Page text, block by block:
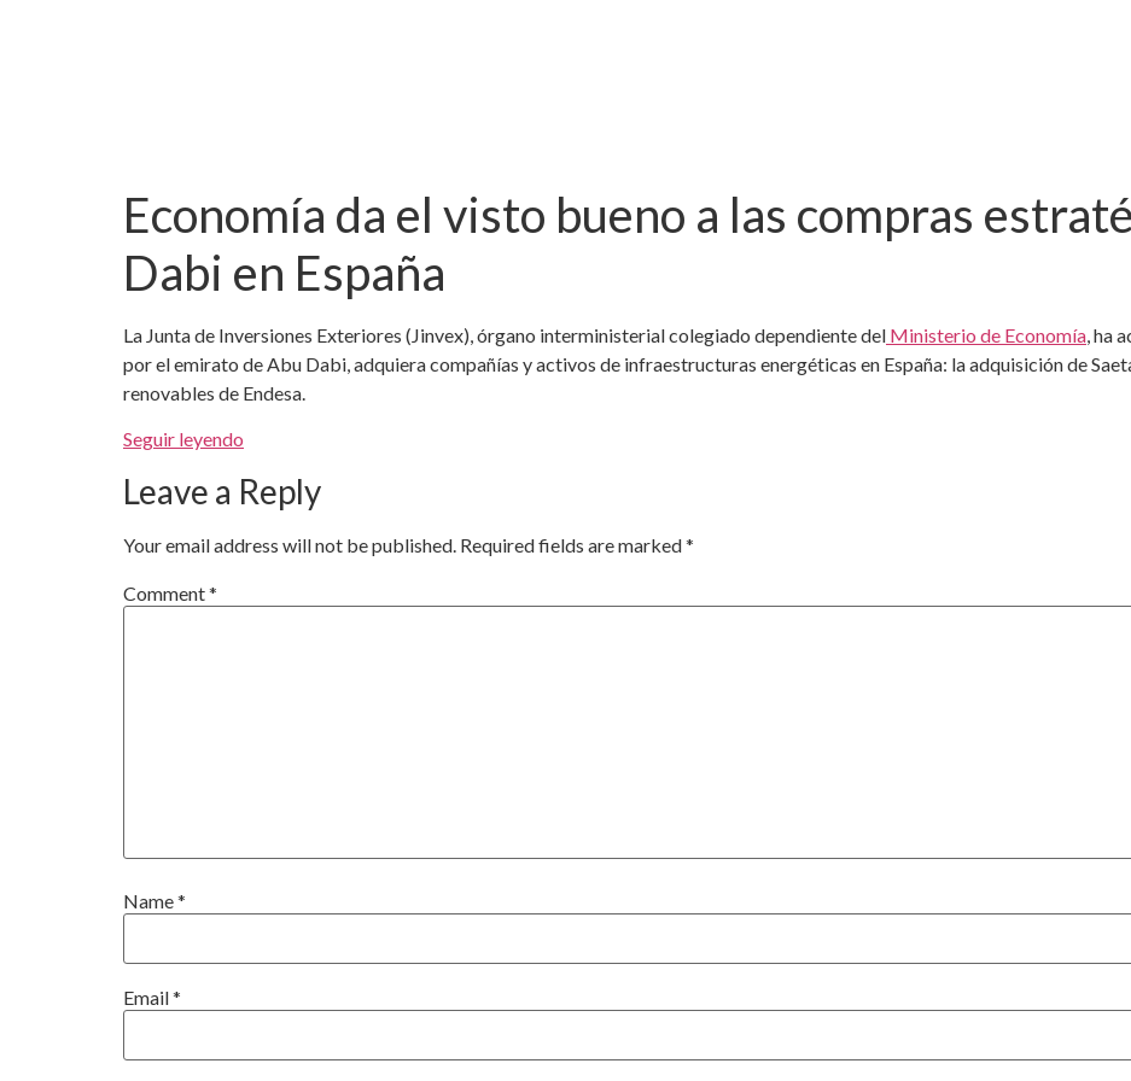
Economía da el visto bueno a las compras
Dabi en España
La Junta de Inversiones Exteriores (Jinvex), órgano interministerial colegiado dependiente del Ministerio de Economía, ha
por el emirato de Abu Dabi, adquiera compañías y activos de infraestructuras energéticas en España: la adquisición de
renovables de Endesa.
Seguir leyendo
Leave a Reply
Your email address will not be published. Required fields are marked*
Comment*
Name*
Email*